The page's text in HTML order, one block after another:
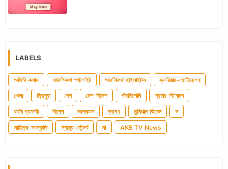
LABELS
অতিথি কলাম আরশিকথা স্পটলাইট আরশিকথা হাইলাইটস ক্যারিয়ার-মোটিভেশন
খেলা ত্রিপুরা দেশ দেশ-বিদেশ পাঁচমিশেলি প্রচার-বিনোদন
ফটো গ্যালারী বিদেশ ভাগ্যফল ভ্রমণ মুন্সিয়ানা কিচেন স
সাহিত্য-সংস্কৃতি স্বাস্থ্য-সৌন্দর্য সl AKB TV News